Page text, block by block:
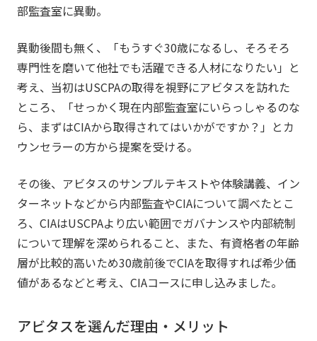
部監査室に異動。
異動後間も無く、「もうすぐ30歳になるし、そろそろ
専門性を磨いて他社でも活躍できる人材になりたい」と
考え、当初はUSCPAの取得を視野にアビタスを訪れた
ところ、「せっかく現在内部監査室にいらっしゃるのな
ら、まずはCIAから取得されてはいかがですか？」とカ
ウンセラーの方から提案を受ける。
その後、アビタスのサンプルテキストや体験講義、イン
ターネットなどから内部監査やCIAについて調べたとこ
ろ、CIAはUSCPAより広い範囲でガバナンスや内部統制
について理解を深められること、また、有資格者の年齢
層が比較的高いため30歳前後でCIAを取得すれば希少価
値があるなどと考え、CIAコースに申し込みました。
アビタスを選んだ理由・メリット